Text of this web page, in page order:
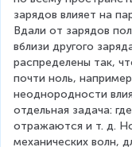
o
t
q
_
2
}
зарядов влияет на
Вдали от зарядов
вблизи другого
распределены так,
почти ноль,
неоднородности
отдельная задача:
отражаются и т. д.
механических волн,